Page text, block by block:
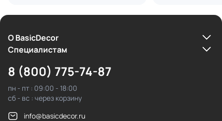
О BasicDecor
Cпециалистам
8 (800) 775-74-87
пн - пт : 09:00 - 18:00
сб - вс : через корзину
info@basicdecor.ru